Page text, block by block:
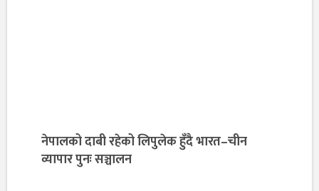
नेपालको दाबी रहेको लिपुलेक हुँदै भारत–चीन
व्यापार पुनः सञ्चालन